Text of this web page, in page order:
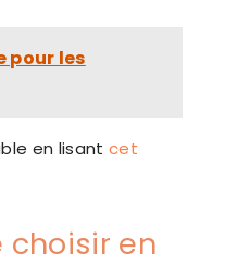
pour les
en lisant cet
choisir en